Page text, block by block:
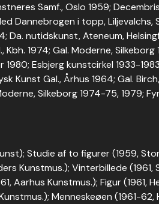
Samf., Oslo 1959;
Dannebrogen i topp, Liljevalchs,
Da. nutidskunst, Ateneum,
1974; Gal. Moderne, Silkeborg
Esbjerg kunstcirkel 1933-
Kunst Gal., Århus 1964; Gal.
Silkeborg 1974-75, 1979;
Studie af to figurer (1959,
Kunstmus.); Vinterbillede (1961,
Aarhus Kunstmus.); Figur (1961,
Menneskeøen (1961-62,